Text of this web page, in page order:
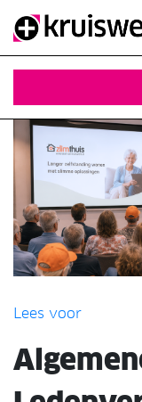
Direct door
Lees voor